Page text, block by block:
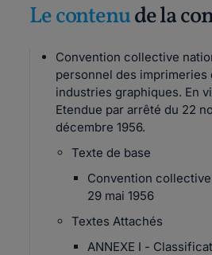
Le contenude la
Convention collective
personnel des imprimeries
industries graphiques. En vigueur le 1er juin 1956.
Etendue par arrêté du 22
décembre 1956.
Texte de base
Convention
29 mai 1956
Textes Attachés
ANNEXE I -